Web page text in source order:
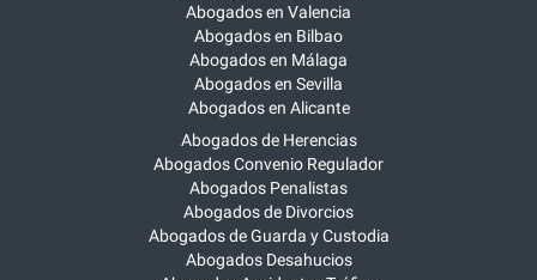
Abogados en Valencia
Abogados en Bilbao
Abogados en Málaga
Abogados en Sevilla
Abogados en Alicante
Abogados de Herencias
Abogados Convenio Regulador
Abogados Penalistas
Abogados de Divorcios
Abogados de Guarda y Custodia
Abogados Desahucios